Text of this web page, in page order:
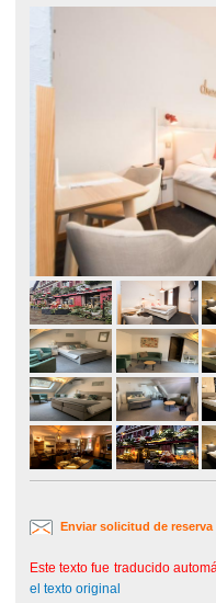
Enviar solicitud de reserva
Este texto fue traducido
el texto original